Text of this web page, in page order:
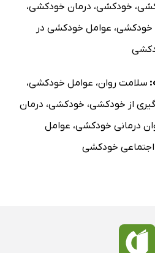
، خودکشی، درمان خودکشی،
خودکشی، عوامل خودکشی در
سلامت روان، عوامل خودکشی،
از خودکشی، خودکشی، درمان
درمانی خودکشی، عوامل
خودکشی